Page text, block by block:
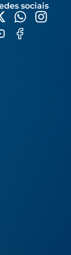
sociais